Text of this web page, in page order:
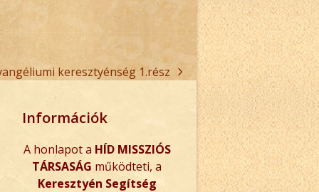
keresztyénség 1.rész
Információk
A honlapot a HÍD MISSZIÓS
TÁRSASÁG működteti, a
Keresztyén Segítség